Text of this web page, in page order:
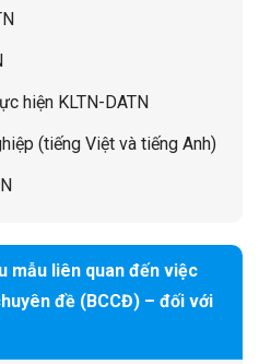
hiện KLTN-DATN
(tiếng Việt và tiếng Anh)
mẫu liên quan đến việc
đề (BCCĐ) – đối với